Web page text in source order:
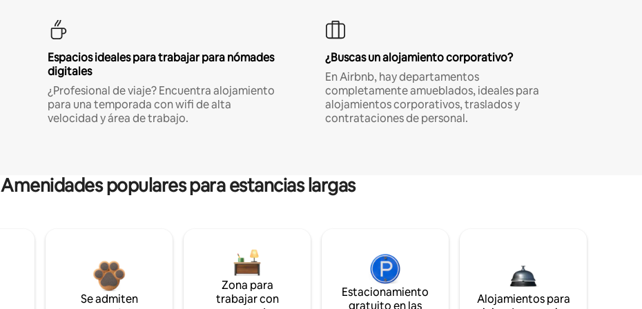
Espacios ideales para trabajar para nómades
digitales
¿Profesional de viaje? Encuentra alojamiento
para una temporada con wifi de alta
velocidad y área de trabajo.
¿Buscas un alojamiento corporativo?
En Airbnb, hay departamentos
completamente amueblados, ideales para
alojamientos corporativos, traslados y
contrataciones de personal.
Amenidades populares para estancias largas
Se admiten
Zona para
trabajar con
Estacionamiento
gratuito en las
Alojamientos para